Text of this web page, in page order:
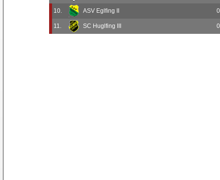
10. ASV Eglfing II 0
11. SC Huglfing III 0